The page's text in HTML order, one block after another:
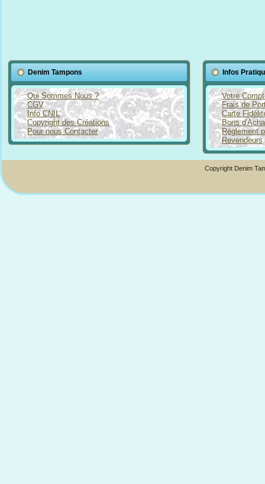
Denim Tampons
Qui Sommes Nous ?
CGV
Info CNIL
Copyright des Créations
Pour nous Contacter
Infos
Votre
Frais de
Carte
Bons
Règlement
Revendeurs
Copyright Denim